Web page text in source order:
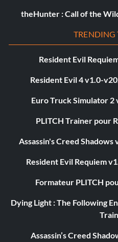
theHunter : Call of the
TRENDING
Resident Evil
Resident Evil 4 v1.0-
Euro Truck Simulator 2
PLITCH Trainer pour
Assassin's Creed
Resident Evil Requiem
Formateur PLITCH
Dying Light : The Following
Assassin’s Creed